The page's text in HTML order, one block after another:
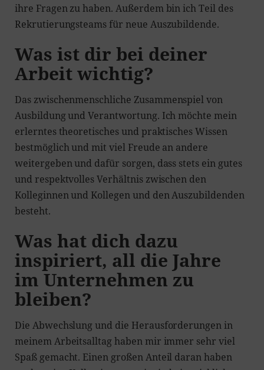
ihre Fragen zu haben. Außerdem bin ich Teil des
Rekrutierungsteams für neue Auszubildende.
Was ist dir bei deiner
Arbeit wichtig?
Das zwischenmenschliche Zusammenspiel von
Ausbildung und Verantwortung. Ich möchte mein
erlerntes theoretisches und praktisches Wissen
bestmöglich und mit viel Freude an andere
weitergeben und dafür sorgen, dass stets ein gutes
und respektvolles Verhältnis zwischen den
Kolleginnen und Kollegen und den Auszubildenden
besteht.
Was hat dich dazu
inspiriert, all die Jahre
im Unternehmen zu
bleiben?
Die Abwechslung und die Herausforderungen in
meinem Arbeitsalltag haben mir immer sehr viel
Spaß gemacht. Einen großen Anteil daran haben